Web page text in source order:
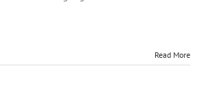
Read More